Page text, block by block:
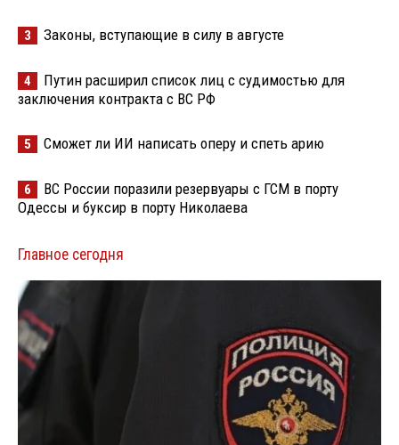
3 Законы, вступающие в силу в августе
4
Путин расширил список лиц с судимостью для
заключения контракта с ВС РФ
5 Сможет ли ИИ написать оперу и спеть арию
6
ВС России поразили резервуары с ГСМ в порту
Одессы и буксир в порту Николаева
Главное сегодня